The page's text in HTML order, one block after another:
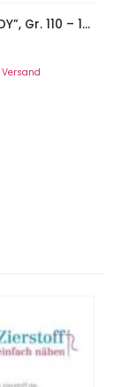
Anzug, Onesie, Onepiece, Overall “FREDDY”, Gr. 110 – 152
Versand